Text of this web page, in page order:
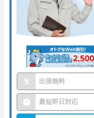
出張無料
最短即日対応